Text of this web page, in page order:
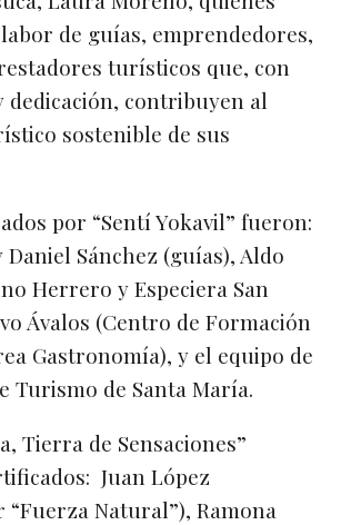
de guías, emprendedores,
turísticos que, con
dedicación, contribuyen al
sostenible de sus
por “Sentí Yokavil” fueron:
Sánchez (guías), Aldo
Herrero y Especiera San
Ávalos (Centro de Formación
Gastronomía), y el equipo de
Turismo de Santa María.
Tierra de Sensaciones”
Juan López
Natural”), Ramona